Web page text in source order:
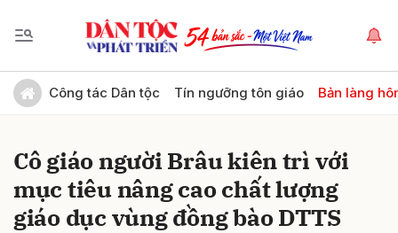
Công tác Dân tộc Tín ngưỡng tôn giáo Bản làng
Cô giáo người Brâu kiên trì với
mục tiêu nâng cao chất lượng
giáo dục vùng đồng bào DTTS
Gửi bình luận